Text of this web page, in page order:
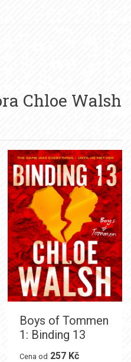
Chloe Walsh
Boys of Tommen
1: Binding 13
Cena od 257 Kč